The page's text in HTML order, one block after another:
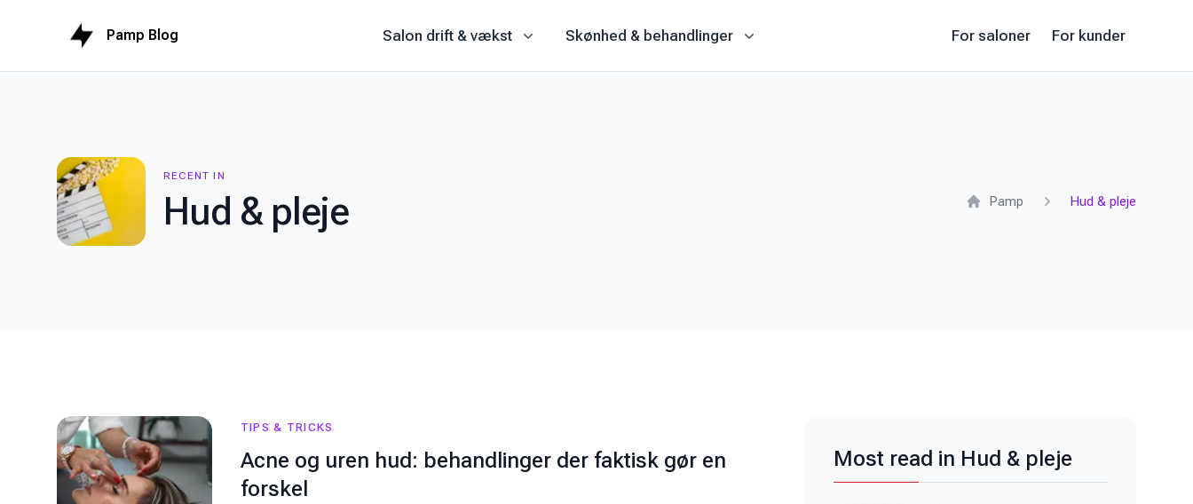
Pamp Blog Salon drift & vækst Skønhed & behandlinger For saloner For kunder
RECENT IN
Hud & pleje Pamp Hud & pleje
TIPS & TRICKS
Acne og uren hud: behandlinger der faktisk gør en
forskel
Most read in Hud & pleje